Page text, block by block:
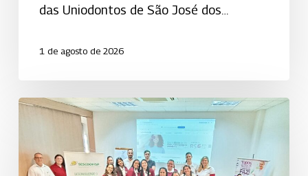
das Uniodontos de São José dos…
1 de agosto de 2026
Piracicaba
treinamento